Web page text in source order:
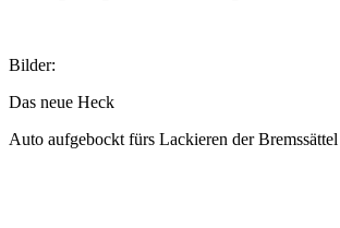
Bilder:
Das neue Heck
Auto aufgebockt fürs Lackieren der Bremssättel